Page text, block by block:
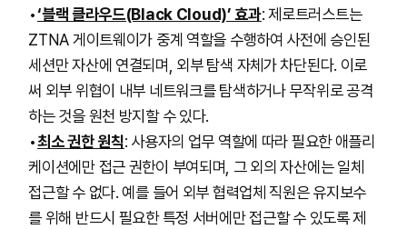
‘블랙 클라우드(Black Cloud)’ 효과: 제로트러스트는
ZTNA 게이트웨이가 중계 역할을 수행하여 사전에 승인된
세션만 자산에 연결되며, 외부 탐색 자체가 차단된다. 이로
써 외부 위협이 내부 네트워크를 탐색하거나 무작위로 공격
하는 것을 원천 방지할 수 있다.
최소 권한 원칙: 사용자의 업무 역할에 따라 필요한 애플리
케이션에만 접근 권한이 부여되며, 그 외의 자산에는 일체
접근할 수 없다. 예를 들어 외부 협력업체 직원은 유지보수
를 위해 반드시 필요한 특정 서버에만 접근할 수 있도록 제